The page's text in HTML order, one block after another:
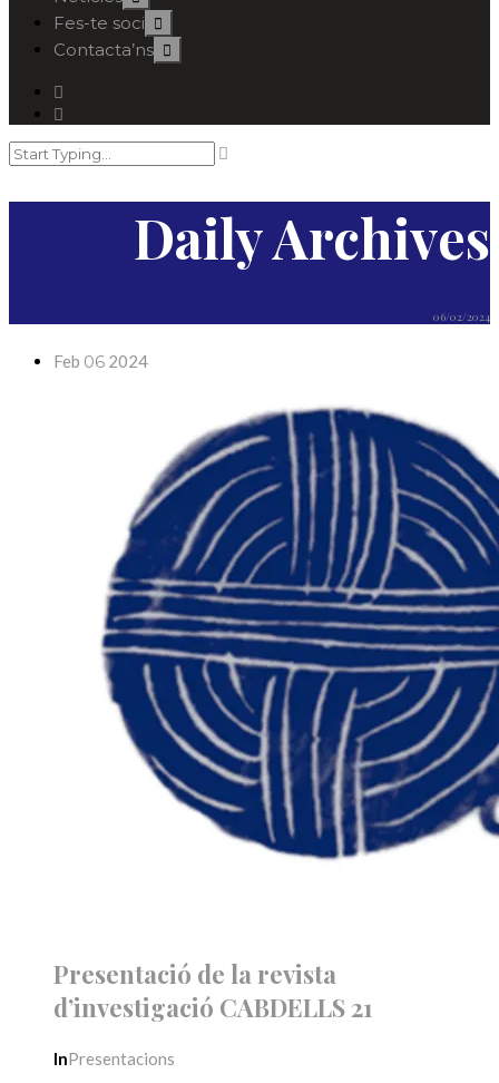
Fes-te soci
Contacta’ns
Daily Archives
06/02/2024
Feb 06 2024
Presentació de la revista
d’investigació CABDELLS 21
InPresentacions